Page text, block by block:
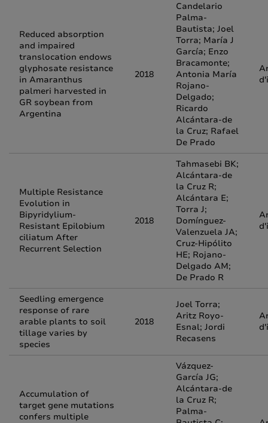
Reduced absorption
and impaired
translocation endows
glyphosate resistance
in Amaranthus
palmeri harvested in
GR soybean from
Argentina
2018
Candelario
Palma-
Bautista; Joel
Torra; María J
García; Enzo
Bracamonte;
Antonia María
Rojano-
Delgado;
Ricardo
Alcántara-de
la Cruz; Rafael
De Prado
Multiple Resistance
Evolution in
Bipyridylium-
Resistant Epilobium
ciliatum After
Recurrent Selection
2018
Tahmasebi BK;
Alcántara-de
la Cruz R;
Alcántara E;
Torra J;
Domínguez-
Valenzuela JA;
Cruz-Hipólito
HE; Rojano-
Delgado AM;
De Prado R
Seedling emergence
response of rare
arable plants to soil
tillage varies by
species
2018
Joel Torra;
Aritz Royo-
Esnal; Jordi
Recasens
Accumulation of
target gene mutations
confers multiple
Vázquez-
García JG;
Alcántara-de
la Cruz R;
Palma-